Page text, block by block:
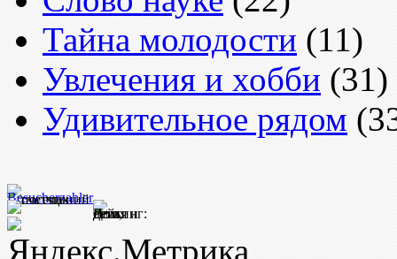
Тайна молодости (11)
Увлечения и хобби (31)
Удивительное рядом